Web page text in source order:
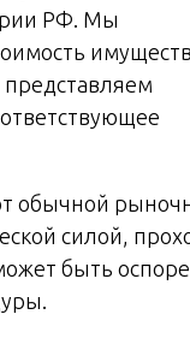
РФ. Мы
представляем
обычной
силой,
быть